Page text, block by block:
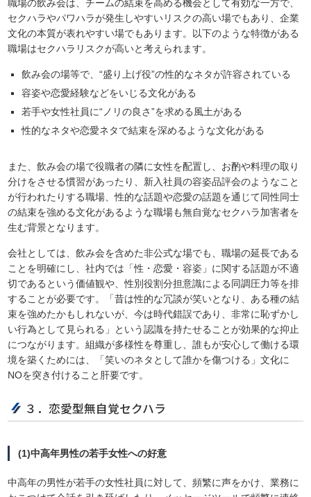
職場の飲み会は、チームの結束を高める機会として有効な一方で、
セクハラやパワハラが発生しやすいリスクの高い場でもあり、企業
文化の本質が表れやすい場でもあります。以下のような特徴がある
職場はセクハラリスクが高いと考えられます。
飲み会の場等で、“盛り上げ役”の性的なネタが許容されている
容姿や恋愛経験などをいじる文化がある
若手や女性社員に“ノリの良さ”を求める風土がある
性的なネタや恋愛ネタで結束を深めるような文化がある
また、飲み会の場で役職者の隣に女性を配置し、お酌や料理の取り
分けをさせる慣習があったり、新入社員の容姿品評会のようなこと
が行われたりする職場、性的な話題や恋愛の話題を通じて同性同士
の結束を強める文化があるような職場も無自覚なセクハラ加害者を
生む背景となります。
会社としては、飲み会を含めた非公式な場でも、職場の延長である
ことを明確にし、社内では「性・恋愛・容姿」に関する話題が不適
切であるという価値観や、性別役割分担意識による同調圧力等を排
することが必要です。「昔は性的な冗談が笑いとなり、ある種の結
束を強めたかもしれないが、今は時代錯誤であり、非常に恥ずかし
い行為として見られる」という認識を持たせることが効果的な抑止
につながります。組織が多様性を尊重し、誰もが安心して働ける環
境を築くためには、「笑いのネタとして誰かを傷つける」文化に
NOを突き付けること肝要です。
３．恋愛型無自覚セクハラ
(1)中高年男性の若手女性への好意
中高年の男性が若手の女性社員に対して、頻繁に声をかけ、業務に